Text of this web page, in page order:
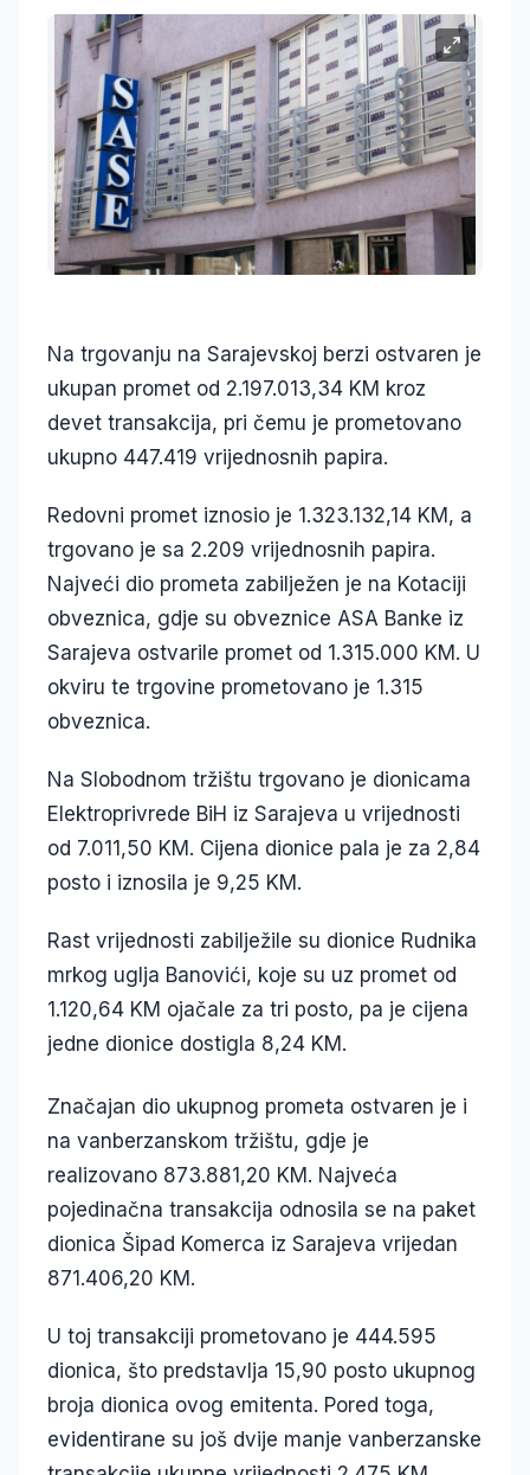
Na trgovanju na Sarajevskoj berzi ostvaren je
ukupan promet od 2.197.013,34 KM kroz
devet transakcija, pri čemu je prometovano
ukupno 447.419 vrijednosnih papira.
Redovni promet iznosio je 1.323.132,14 KM, a
trgovano je sa 2.209 vrijednosnih papira.
Najveći dio prometa zabilježen je na Kotaciji
obveznica, gdje su obveznice ASA Banke iz
Sarajeva ostvarile promet od 1.315.000 KM. U
okviru te trgovine prometovano je 1.315
obveznica.
Na Slobodnom tržištu trgovano je dionicama
Elektroprivrede BiH iz Sarajeva u vrijednosti
od 7.011,50 KM. Cijena dionice pala je za 2,84
posto i iznosila je 9,25 KM.
Rast vrijednosti zabilježile su dionice Rudnika
mrkog uglja Banovići, koje su uz promet od
1.120,64 KM ojačale za tri posto, pa je cijena
jedne dionice dostigla 8,24 KM.
Značajan dio ukupnog prometa ostvaren je i
na vanberzanskom tržištu, gdje je
realizovano 873.881,20 KM. Najveća
pojedinačna transakcija odnosila se na paket
dionica Šipad Komerca iz Sarajeva vrijedan
871.406,20 KM.
U toj transakciji prometovano je 444.595
dionica, što predstavlja 15,90 posto ukupnog
broja dionica ovog emitenta. Pored toga,
evidentirane su još dvije manje vanberzanske